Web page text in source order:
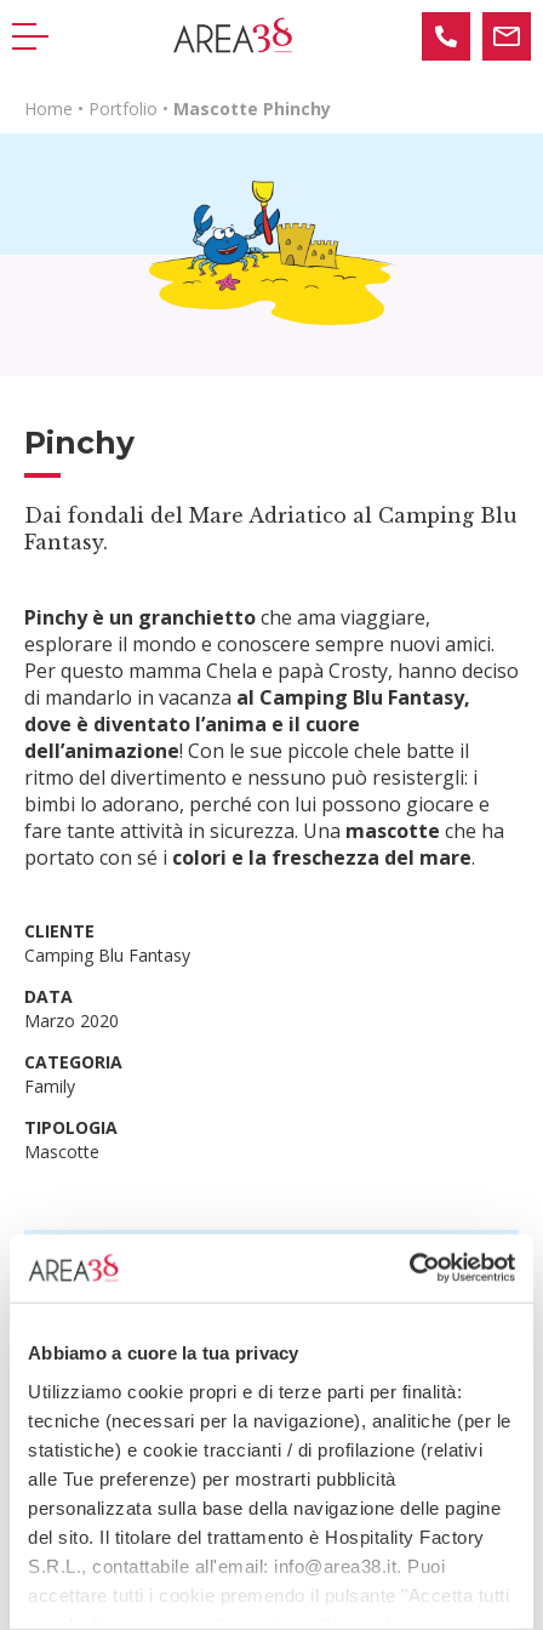
Abbiamo a cuore la tua privacy
Utilizziamo cookie propri e di terze parti per finalità:
tecniche (necessari per la navigazione), analitiche (per le
statistiche) e cookie traccianti / di profilazione (relativi
alle Tue preferenze) per mostrarti pubblicità
personalizzata sulla base della navigazione delle pagine
del sito. Il titolare del trattamento è Hospitality Factory
S.R.L., contattabile all'email: info@area38.it. Puoi
accettare tutti i cookie premendo il pulsante "Accetta tutti
Home • Portfolio • Mascotte Phinchy
CLIENTE
Camping Blu Fantasy
DATA
Marzo 2020
CATEGORIA
Family
TIPOLOGIA
Mascotte
Pinchy
Dai fondali del Mare Adriatico al Camping Blu
Fantasy.
Pinchy è un granchiettoche ama viaggiare,
esplorare il mondo e conoscere sempre nuovi amici.
Per questo mamma Chela e papà Crosty, hanno deciso
di mandarlo in vacanza al Camping Blu Fantasy,
dove è diventato l’anima e il cuore
dell’animazione! Con le sue piccole chele batte il
ritmo del divertimento e nessuno può resistergli: i
bimbi lo adorano, perché con lui possono giocare e
fare tante attività in sicurezza. Una mascotte che ha
portato con sé i colori e la freschezza del mare.